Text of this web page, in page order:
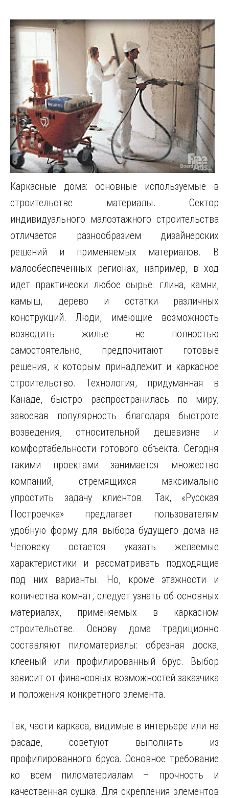
Каркасные дома: основные используемые в
строительстве материалы. Сектор
индивидуального малоэтажного строительства
отличается разнообразием дизайнерских
решений и применяемых материалов. В
малообеспеченных регионах, например, в ход
идет практически любое сырье: глина, камни,
камыш, дерево и остатки различных
конструкций. Люди, имеющие возможность
возводить жилье не полностью
самостоятельно, предпочитают готовые
решения, к которым принадлежит и каркасное
строительство. Технология, придуманная в
Канаде, быстро распространилась по миру,
завоевав популярность благодаря быстроте
возведения, относительной дешевизне и
комфортабельности готового объекта. Сегодня
такими проектами занимается множество
компаний, стремящихся максимально
упростить задачу клиентов. Так, «Русская
Построечка» предлагает пользователям
удобную форму для выбора будущего дома на
Человеку остается указать желаемые
характеристики и рассматривать подходящие
под них варианты. Но, кроме этажности и
количества комнат, следует узнать об основных
материалах, применяемых в каркасном
строительстве. Основу дома традиционно
составляют пиломатериалы: обрезная доска,
клееный или профилированный брус. Выбор
зависит от финансовых возможностей заказчика
и положения конкретного элемента.
Так, части каркаса, видимые в интерьере или на
фасаде, советуют выполнять из
профилированного бруса. Основное требование
ко всем пиломатериалам – прочность и
качественная сушка. Для скрепления элементов